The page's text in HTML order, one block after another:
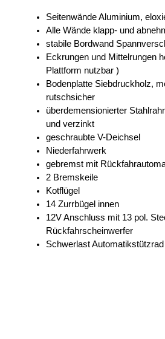
Seitenwände Aluminium,
Alle Wände klapp- und
stabile Bordwand
Eckrungen und Mittelrungen
Plattform nutzbar )
Bodenplatte Siebdruckholz,
rutschsicher
überdemensionierter
und verzinkt
geschraubte V-Deichsel
Niederfahrwerk
gebremst mit
2 Bremskeile
Kotflügel
14 Zurrbügel innen
12V Anschluss mit 13 pol.
Rückfahrscheinwerfer
Schwerlast Automatikstützrad